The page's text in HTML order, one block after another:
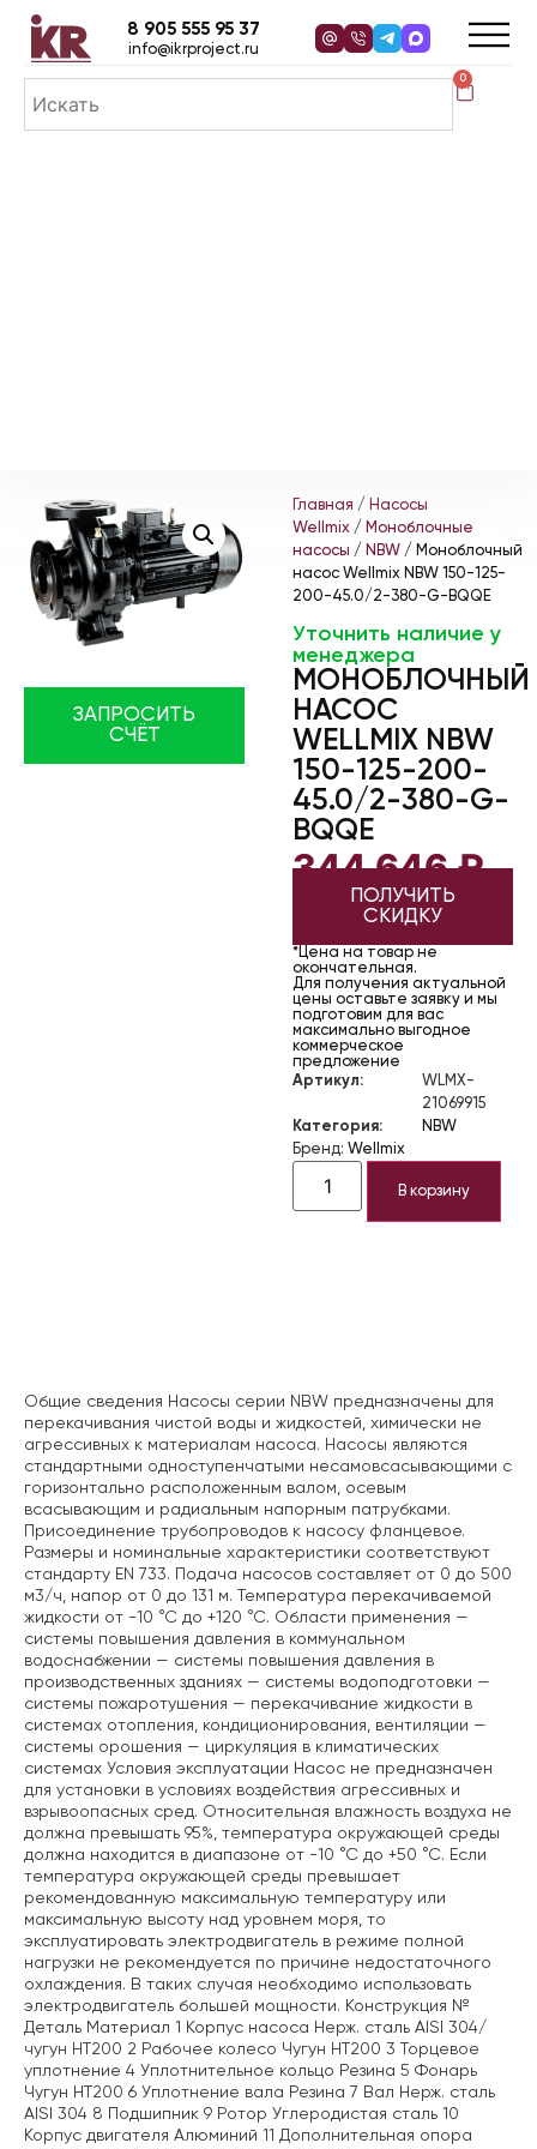
0
8 905 555 95 37
info@ikrproject.ru
ЗАПРОСИТЬ
СЧЁТ
Главная / Насосы
Wellmix / Моноблочные
насосы / NBW / Моноблочный
насос Wellmix NBW 150-125-
200-45.0/2-380-G-BQQE
Уточнить наличие у
менеджера
МОНОБЛОЧНЫЙ
НАСОС
WELLMIX NBW
150-125-200-
45.0/2-380-G-
BQQE
344 646₽
ПОЛУЧИТЬ
СКИДКУ
*Цена на товар не
окончательная.
Для получения актуальной
цены оставьте заявку и мы
подготовим для вас
максимально выгодное
коммерческое
предложение
Артикул:
WLMX-
21069915
Категория:
NBW
Бренд: Wellmix
В корзину
Общие сведения Насосы серии NBW предназначены для
перекачивания чистой воды и жидкостей, химически не
агрессивных к материалам насоса. Насосы являются
стандартными одноступенчатыми несамовсасывающими с
горизонтально расположенным валом, осевым
всасывающим и радиальным напорным патрубками.
Присоединение трубопроводов к насосу фланцевое.
Размеры и номинальные характеристики соответствуют
стандарту EN 733. Подача насосов составляет от 0 до 500
м3/ч, напор от 0 до 131 м. Температура перекачиваемой
жидкости от -10 °С до +120 °С. Области применения —
системы повышения давления в коммунальном
водоснабжении — системы повышения давления в
производственных зданиях — системы водоподготовки —
системы пожаротушения — перекачивание жидкости в
системах отопления, кондиционирования, вентиляции —
системы орошения — циркуляция в климатических
системах Условия эксплуатации Насос не предназначен
для установки в условиях воздействия агрессивных и
взрывоопасных сред. Относительная влажность воздуха не
должна превышать 95%, температура окружающей среды
должна находится в диапазоне от -10 °С до +50 °С. Если
температура окружающей среды превышает
рекомендованную максимальную температуру или
максимальную высоту над уровнем моря, то
эксплуатировать электродвигатель в режиме полной
нагрузки не рекомендуется по причине недостаточного
охлаждения. В таких случая необходимо использовать
электродвигатель большей мощности. Конструкция №
Деталь Материал 1 Корпус насоса Нерж. сталь AISI 304/
чугун НТ200 2 Рабочее колесо Чугун НТ200 3 Торцевое
уплотнение 4 Уплотнительное кольцо Резина 5 Фонарь
Чугун НТ200 6 Уплотнение вала Резина 7 Вал Нерж. сталь
AISI 304 8 Подшипник 9 Ротор Углеродистая сталь 10
Корпус двигателя Алюминий 11 Дополнительная опора